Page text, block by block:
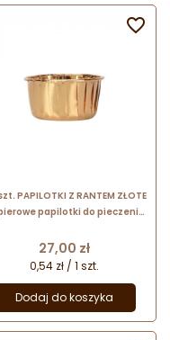
PAPILOTKI Z RANTEM ZŁOTE
papilotki do pieczenia
złotym
Cena
27,00 zł
0,54 zł / 1 szt.
Dodaj do koszyka
